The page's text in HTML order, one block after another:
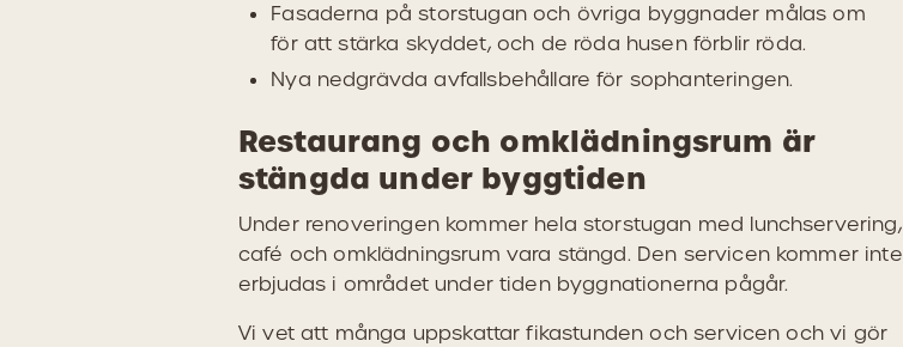
Fasaderna på storstugan och övriga byggnader målas om
för att stärka skyddet, och de röda husen förblir röda.
Nya nedgrävda avfallsbehållare för sophanteringen.
Restaurang och omklädningsrum är
stängda under byggtiden
Under renoveringen kommer hela storstugan med lunchservering,
café och omklädningsrum vara stängd. Den servicen kommer inte
erbjudas i området under tiden byggnationerna pågår.
Vi vet att många uppskattar fikastunden och servicen och vi gör